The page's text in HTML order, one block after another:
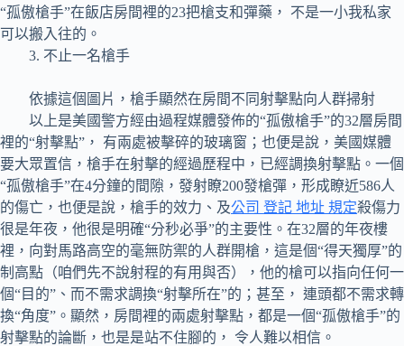
“孤傲槍手”在飯店房間裡的23把槍支和彈藥， 不是一小我私家
可以搬入往的。
3. 不止一名槍手
依據這個圖片，槍手顯然在房間不同射擊點向人群掃射
以上是美國警方經由過程媒體發佈的“孤傲槍手”的32層房間
裡的“射擊點”， 有兩處被擊碎的玻璃窗；也便是說，美國媒體
要大眾置信，槍手在射擊的經過歷程中，已經調換射擊點。一個
“孤傲槍手”在4分鐘的間隙，發射瞭200發槍彈，形成瞭近586人
的傷亡，也便是說，槍手的效力、及公司 登記 地址 規定殺傷力
很是年夜，他很是明確“分秒必爭”的主要性。在32層的年夜樓
裡，向對馬路高空的毫無防禦的人群開槍，這是個“得天獨厚”的
制高點（咱們先不說射程的有用與否），他的槍可以指向任何一
個“目的”、而不需求調換“射擊所在”的；甚至， 連頭都不需求轉
換“角度”。顯然，房間裡的兩處射擊點，都是一個“孤傲槍手”的
射擊點的論斷，也是是站不住腳的， 令人難以相信。